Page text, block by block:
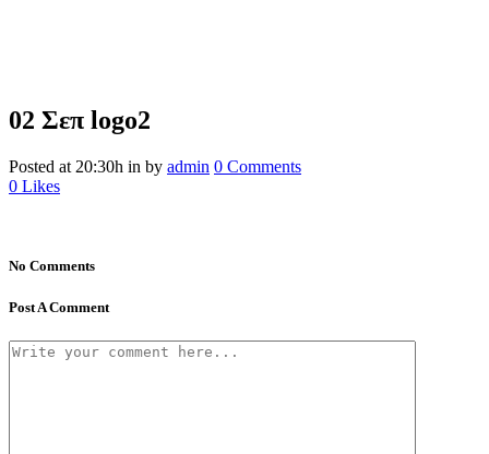
02 Σεπ logo2
Posted at 20:30h in by admin 0 Comments
0 Likes
No Comments
Post A Comment